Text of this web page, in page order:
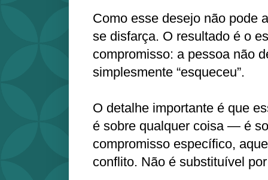
Como esse desejo não pode
se disfarça. O resultado é o
compromisso: a pessoa não
simplesmente “esqueceu”.
O detalhe importante é que
é sobre qualquer coisa — é
compromisso específico,
conflito. Não é substituível